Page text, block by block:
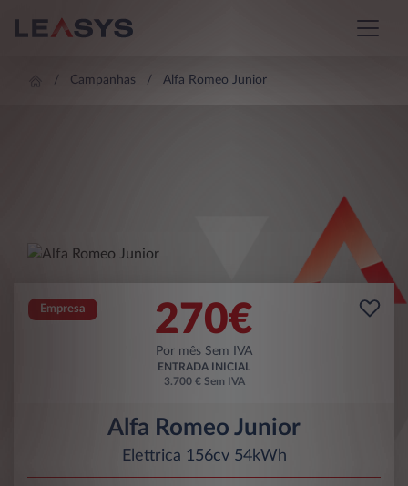
Campanhas Alfa Romeo Junior
Empresa 270€
Por mês Sem IVA
ENTRADA INICIAL
3.700 € Sem IVA
Alfa Romeo Junior
Elettrica 156cv 54kWh